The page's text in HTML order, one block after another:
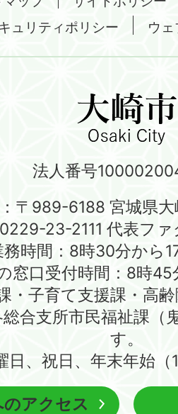
ュリティポリシー
ウ
法人番号
〒989-6188 宮城県大
23-2111 代表フ
務時間：8時30分から
窓口受付時間：8時
・子育て支援課・高
合支所市民福祉課（
す。
日、祝日、年末年始
アクセス